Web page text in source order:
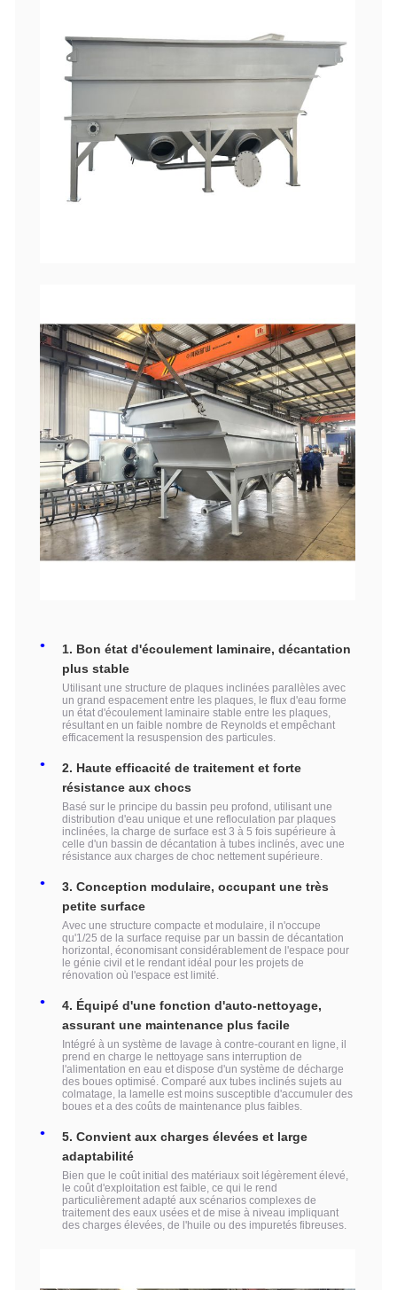
1. Bon état d'écoulement laminaire, décantation
plus stable
Utilisant une structure de plaques inclinées parallèles avec
un grand espacement entre les plaques, le flux d'eau forme
un état d'écoulement laminaire stable entre les plaques,
résultant en un faible nombre de Reynolds et empêchant
efficacement la resuspension des particules.
2. Haute efficacité de traitement et forte
résistance aux chocs
Basé sur le principe du bassin peu profond, utilisant une
distribution d'eau unique et une refloculation par plaques
inclinées, la charge de surface est 3 à 5 fois supérieure à
celle d'un bassin de décantation à tubes inclinés, avec une
résistance aux charges de choc nettement supérieure.
3. Conception modulaire, occupant une très
petite surface
Avec une structure compacte et modulaire, il n'occupe
qu'1/25 de la surface requise par un bassin de décantation
horizontal, économisant considérablement de l'espace pour
le génie civil et le rendant idéal pour les projets de
rénovation où l'espace est limité.
4. Équipé d'une fonction d'auto-nettoyage,
assurant une maintenance plus facile
Intégré à un système de lavage à contre-courant en ligne, il
prend en charge le nettoyage sans interruption de
l'alimentation en eau et dispose d'un système de décharge
des boues optimisé. Comparé aux tubes inclinés sujets au
colmatage, la lamelle est moins susceptible d'accumuler des
boues et a des coûts de maintenance plus faibles.
5. Convient aux charges élevées et large
adaptabilité
Bien que le coût initial des matériaux soit légèrement élevé,
le coût d'exploitation est faible, ce qui le rend
particulièrement adapté aux scénarios complexes de
traitement des eaux usées et de mise à niveau impliquant
des charges élevées, de l'huile ou des impuretés fibreuses.